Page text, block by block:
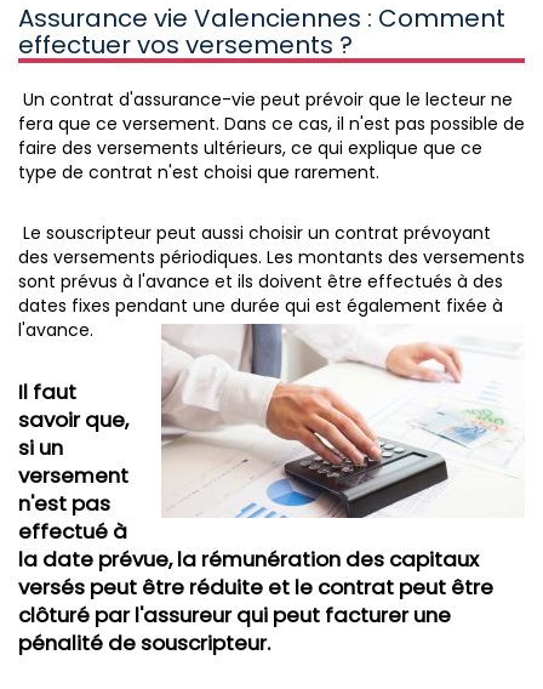
Assurance vie Valenciennes : Comment
effectuer vos versements ?
Un contrat d'assurance-vie peut prévoir que le lecteur ne
fera que ce versement. Dans ce cas, il n'est pas possible de
faire des versements ultérieurs, ce qui explique que ce
type de contrat n'est choisi que rarement.
Le souscripteur peut aussi choisir un contrat prévoyant
des versements périodiques. Les montants des versements
sont prévus à l'avance et ils doivent être effectués à des
dates fixes pendant une durée qui est également fixée à
l'avance.
Il faut
savoir que,
si un
versement
n'est pas
effectué à
la date prévue, la rémunération des capitaux
versés peut être réduite et le contrat peut être
clôturé par l'assureur qui peut facturer une
pénalité de souscripteur.